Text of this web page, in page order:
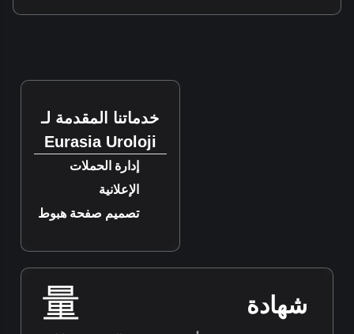
شهادة
خدماتنا المقدمة لـ
Eurasia Uroloji
إدارة الحملات
الإعلانية
تصميم صفحة هبوط